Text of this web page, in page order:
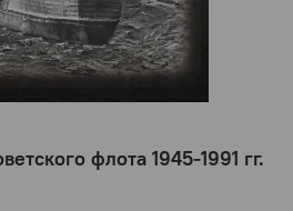
флота 1945-1991 гг.